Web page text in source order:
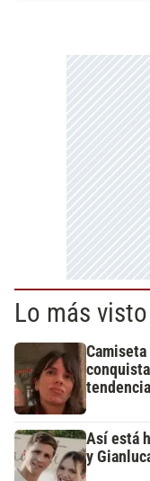
Lo más visto
tendencia
Así está
y